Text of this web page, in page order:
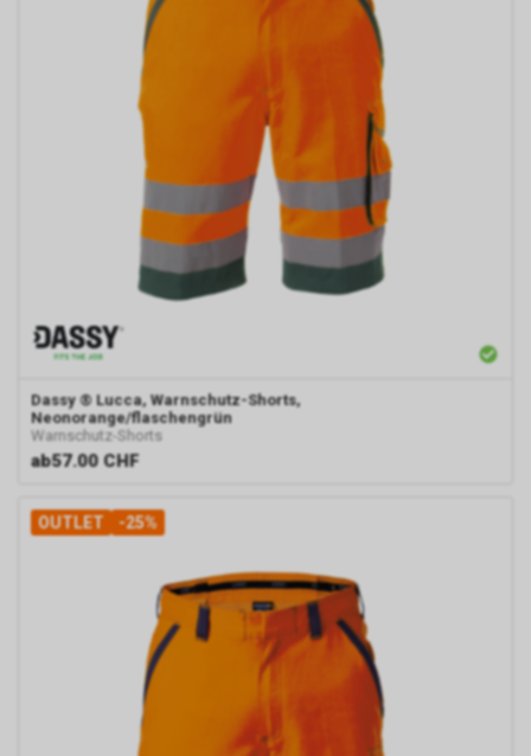
Dassy ® Lucca, Warnschutz-Shorts,
Neonorange/flaschengrün
Warnschutz-Shorts
ab57.00 CHF
OUTLET -25%